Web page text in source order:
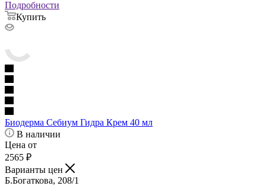
Подробности
Купить
Биодерма Себиум Гидра Крем 40 мл
В наличии
Цена от
2565 ₽
Варианты цен
Б.Богаткова, 208/1